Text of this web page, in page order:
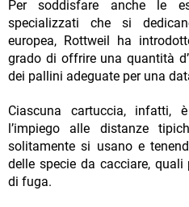
Per soddisfare anche le
specializzati che si
europea, Rottweil ha
grado di offrire una quantità
dei pallini adeguate per una
Ciascuna cartuccia, infatti,
l’impiego alle distanze
solitamente si usano e
delle specie da cacciare,
di fuga.